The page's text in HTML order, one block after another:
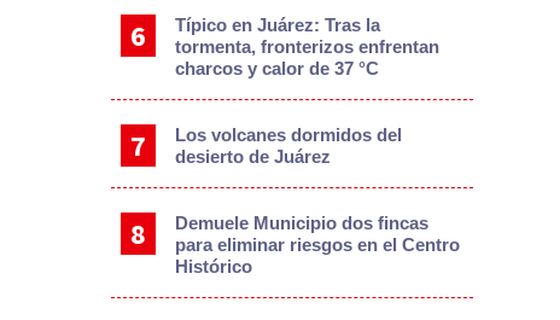
Típico en Juárez: Tras la
tormenta, fronterizos enfrentan
charcos y calor de 37 °C
Los volcanes dormidos del
desierto de Juárez
Demuele Municipio dos fincas
para eliminar riesgos en el Centro
Histórico